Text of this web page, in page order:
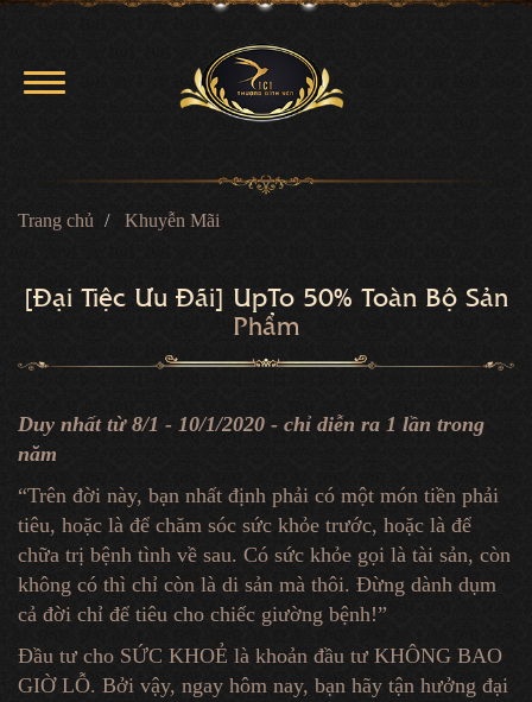
Trang chủ Khuyễn Mãi
[Đại Tiệc Ưu Đãi] UpTo 50% Toàn Bộ Sản
Phẩm
Duy nhất từ 8/1 - 10/1/2020 - chỉ diễn ra 1 lần trong
năm
“Trên đời này, bạn nhất định phải có một món tiền phải
tiêu, hoặc là để chăm sóc sức khỏe trước, hoặc là để
chữa trị bệnh tình về sau. Có sức khỏe gọi là tài sản, còn
không có thì chỉ còn là di sản mà thôi. Đừng dành dụm
cả đời chỉ để tiêu cho chiếc giường bệnh!”
Đầu tư cho SỨC KHOẺ là khoản đầu tư KHÔNG BAO
GIỜ LỖ. Bởi vậy, ngay hôm nay, bạn hãy tận hưởng đại